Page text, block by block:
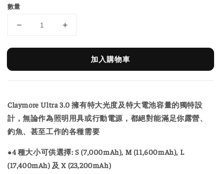
數量
加入購物車
Claymore Ultra 3.0 擁有特大光度及特大電池容量的獨特設
計，無論作為照明用具或行動電源，都絕對能滿足你露營、
釣魚、甚至工作的各種需要
●4 種大小可供選擇: S (7,000mAh), M (11,600mAh), L
(17,400mAh) 及 X (23,200mAh)